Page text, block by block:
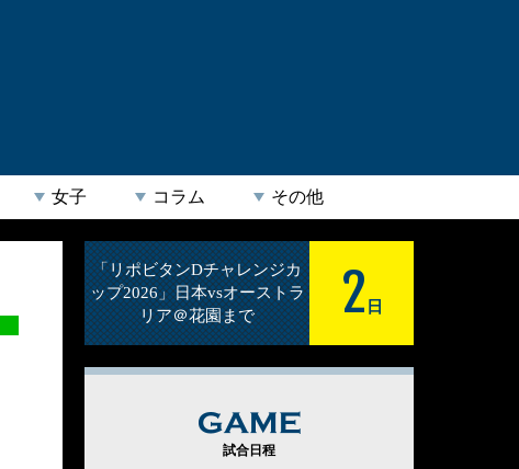
女子 コラム その他
「リポビタンDチャレンジカ
ップ2026」日本vsオーストラ
リア＠花園まで
2 日
GAME
試合日程